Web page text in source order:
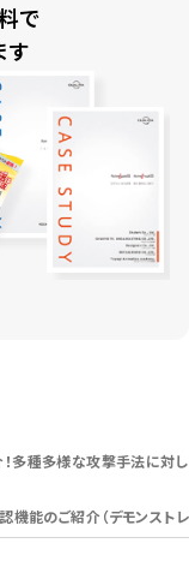
で
す
多種多様な攻撃手法に対し
機能のご紹介（デモンストレ